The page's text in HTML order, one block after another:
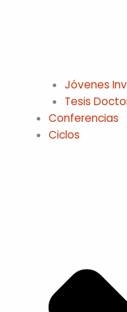
Jóvenes
Tesis
Conferencias
Ciclos